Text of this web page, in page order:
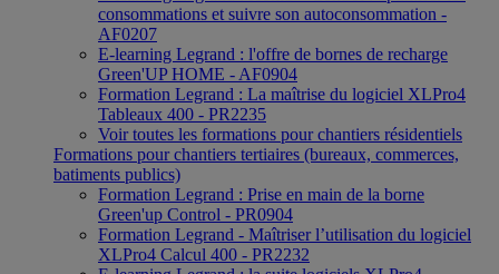
consommations et suivre son autoconsommation -
AF0207
E-learning Legrand : l'offre de bornes de recharge
Green'UP HOME - AF0904
Formation Legrand : La maîtrise du logiciel XLPro4
Tableaux 400 - PR2235
Voir toutes les formations pour chantiers résidentiels
Formations pour chantiers tertiaires (bureaux, commerces,
batiments publics)
Formation Legrand : Prise en main de la borne
Green'up Control - PR0904
Formation Legrand - Maîtriser l’utilisation du logiciel
XLPro4 Calcul 400 - PR2232